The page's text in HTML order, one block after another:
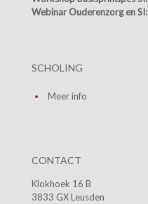
Webinar Ouderenzorg en SI:
SCHOLING
Meer info
CONTACT
Klokhoek 16 B
3833 GX Leusden